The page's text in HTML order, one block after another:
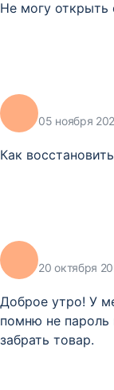
Не могу открыть
05 ноября
Как
20 октября
Доброе утро! У
помню не пароль
забрать товар.